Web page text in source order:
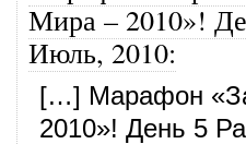
Мира – 2010»!
Июль, 2010:
[…] Марафон
2010»! День 5